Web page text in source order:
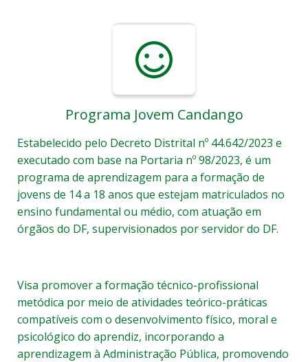
Programa Jovem Candango
Estabelecido pelo Decreto Distrital nº 44.642/2023 e
executado com base na Portaria nº 98/2023, é um
programa de aprendizagem para a formação de
jovens de 14 a 18 anos que estejam matriculados no
ensino fundamental ou médio, com atuação em
órgãos do DF, supervisionados por servidor do DF.
Visa promover a formação técnico-profissional
metódica por meio de atividades teórico-práticas
compatíveis com o desenvolvimento físico, moral e
psicológico do aprendiz, incorporando a
aprendizagem à Administração Pública, promovendo